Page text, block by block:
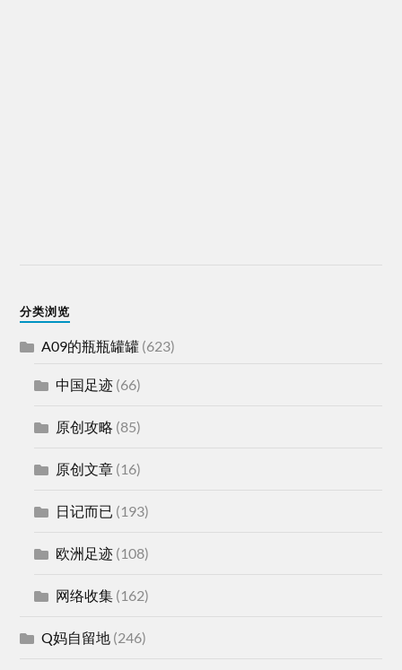
分类浏览
A09的瓶瓶罐罐 (623)
中国足迹 (66)
原创攻略 (85)
原创文章 (16)
日记而已 (193)
欧洲足迹 (108)
网络收集 (162)
Q妈自留地 (246)